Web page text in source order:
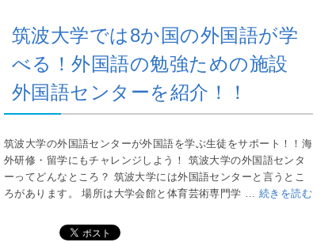
筑波大学では8か国の外国語が学
べる！外国語の勉強ための施設
外国語センターを紹介！！
筑波大学の外国語センターが外国語を学ぶ生徒をサポート！！海
外研修・留学にもチャレンジしよう！ 筑波大学の外国語センタ
ーってどんなところ？ 筑波大学には外国語センターと言うとこ
ろがあります。 場所は大学会館と体育芸術専門学 … 続きを読む